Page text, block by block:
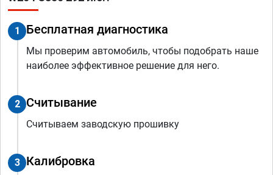
1 Бесплатная диагностика
Мы проверим автомобиль, чтобы подобрать наше
наиболее эффективное решение для него.
2 Считывание
Считываем заводскую прошивку
3 Калибровка